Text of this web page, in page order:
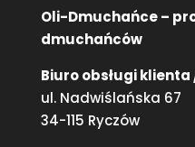
Oli-Dmuchańce –
dmuchańców
Biuro obsługi
ul. Nadwiślańska 67
34-115 Ryczów